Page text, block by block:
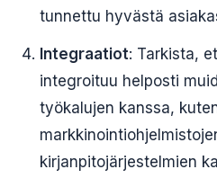
tunnettu hyvästä
Integraatiot: Tarkista,
integroituu helposti
työkalujen kanssa,
kirjanpitojärjestelmien